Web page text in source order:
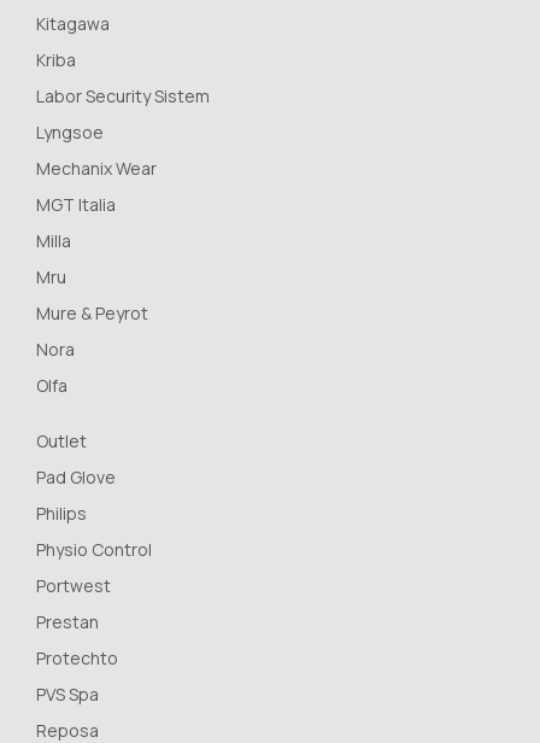
Kitagawa
Kriba
Labor Security Sistem
Lyngsoe
Mechanix Wear
MGT Italia
Milla
Mru
Mure & Peyrot
Nora
Olfa
Outlet
Pad Glove
Philips
Physio Control
Portwest
Prestan
Protechto
PVS Spa
Reposa